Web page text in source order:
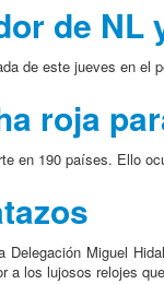
de
de este jueves en el
roja
en 190 países. Ello
Miguel
a los lujosos relojes